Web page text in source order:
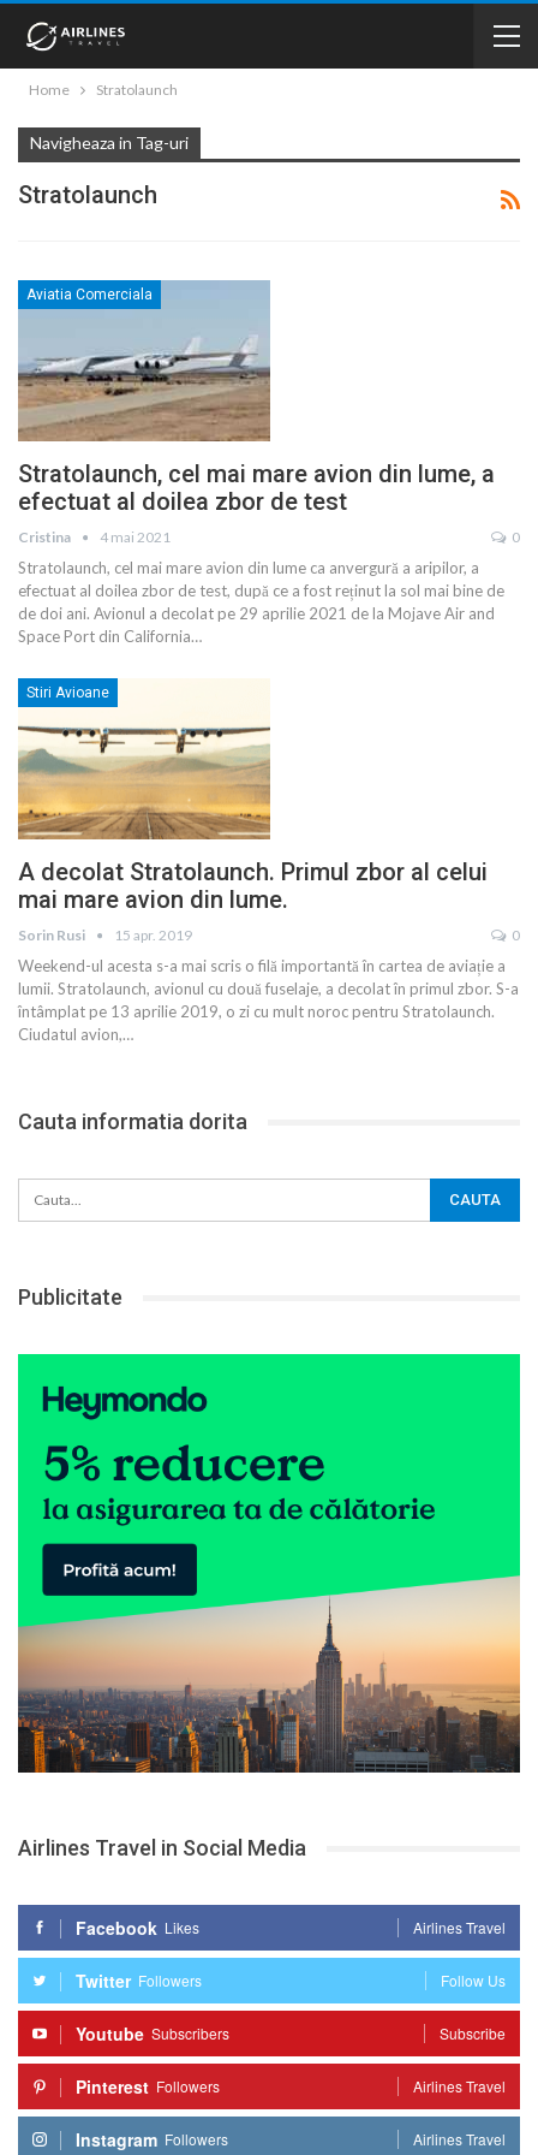
Home Stratolaunch
Navigheaza in Tag-uri
Stratolaunch
Aviatia Comerciala
Stratolaunch, cel mai mare avion din lume, a
efectuat al doilea zbor de test
Cristina 4 mai 2021 0
Stratolaunch, cel mai mare avion din lume ca anvergură a aripilor, a
efectuat al doilea zbor de test, după ce a fost reținut la sol mai bine de
de doi ani. Avionul a decolat pe 29 aprilie 2021 de la Mojave Air and
Space Port din California…
Stiri Avioane
A decolat Stratolaunch. Primul zbor al celui
mai mare avion din lume.
Sorin Rusi 15 apr. 2019 0
Weekend-ul acesta s-a mai scris o filă importantă în cartea de aviație a
lumii. Stratolaunch, avionul cu două fuselaje, a decolat în primul zbor. S-a
întâmplat pe 13 aprilie 2019, o zi cu mult noroc pentru Stratolaunch.
Ciudatul avion,…
Cauta informatia dorita
Publicitate
Airlines Travel in Social Media
Facebook Likes Airlines Travel
Twitter Followers Follow Us
Youtube Subscribers Subscribe
Pinterest Followers Airlines Travel
Instagram Followers Airlines Travel